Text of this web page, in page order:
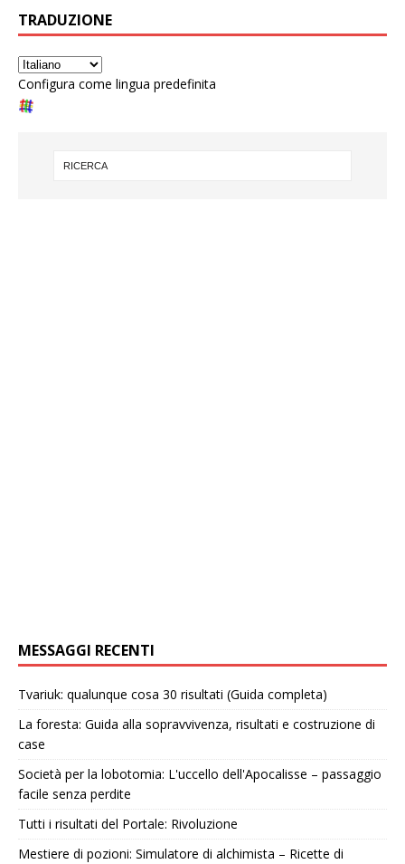
TRADUZIONE
Configura come lingua predefinita
MESSAGGI RECENTI
Tvariuk: qualunque cosa 30 risultati (Guida completa)
La foresta: Guida alla sopravvivenza, risultati e costruzione di
case
Società per la lobotomia: L'uccello dell'Apocalisse – passaggio
facile senza perdite
Tutti i risultati del Portale: Rivoluzione
Mestiere di pozioni: Simulatore di alchimista – Ricette di